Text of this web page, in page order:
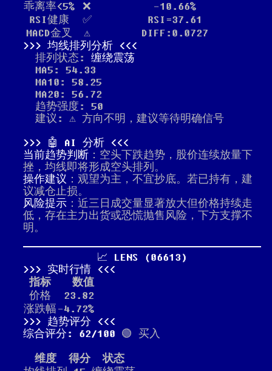
乖离率<5%
❌
-10.66%
RSI健康
✅
RSI=37.61
MACD金叉
⚠️
DIFF:0.0727
均线排列分析
排列状态: 缠绕震荡
MA5: 54.33
MA10: 58.25
MA20: 56.72
趋势强度: 50
建议: ⚠️ 方向不明，建议等待明确信号
🤖 AI 分析
当前趋势判断 ：空头下跌趋势，股价连续放量下
挫，均线即将形成空头排列。
操作建议 ：观望为主，不宜抄底。若已持有，建
议减仓止损。
风险提示 ：近三日成交量显著放大但价格持续走
低，存在主力出货或恐慌抛售风险，下方支撑不
明。
📈 LENS (06613)
实时行情
指标
数值
价格
23.82
涨跌幅 -4.72%
趋势评分
综合评分: 62/100 🟢 买入
维度 得分
状态